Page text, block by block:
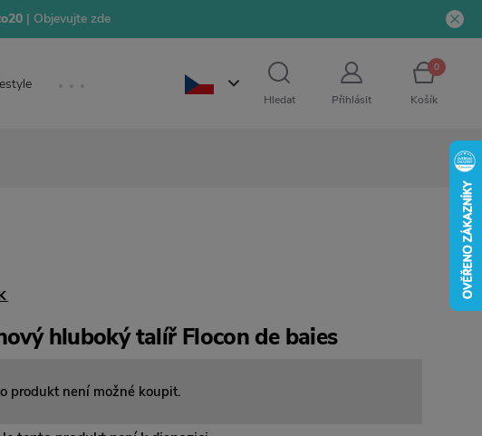
| Objevujte zde
Hledat Přihlásit
0
Košík
hluboký talíř Flocon de baies
produkt není možné koupit.